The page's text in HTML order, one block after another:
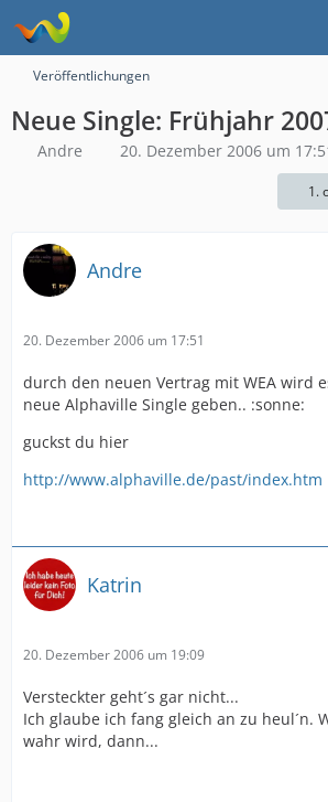
Veröffentlichungen
Neue Single: Frühjahr
Andre 20. Dezember 2006 um
1.
Andre
20. Dezember 2006 um 17:51
durch den neuen Vertrag mit WEA wird
neue Alphaville Single geben.. :sonne:
guckst du hier
http://www.alphaville.de/past/index.htm
Katrin
20. Dezember 2006 um 19:09
Versteckter geht´s gar nicht...
Ich glaube ich fang gleich an zu heul´n.
wahr wird, dann...